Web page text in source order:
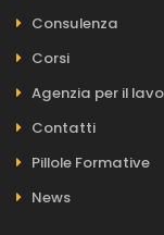
Consulenza
Corsi
Agenzia per il
Contatti
Pillole Formative
News